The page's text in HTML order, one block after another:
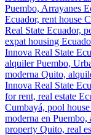
Puembo, Arrayanes
Ecuador, rent house
Real State Ecuador,
expat housing
Innova Real State
alquiler Puembo,
moderna Quito,
Innova Real State
for rent, real estate
Cumbayá, pool
moderna en
property Quito, real